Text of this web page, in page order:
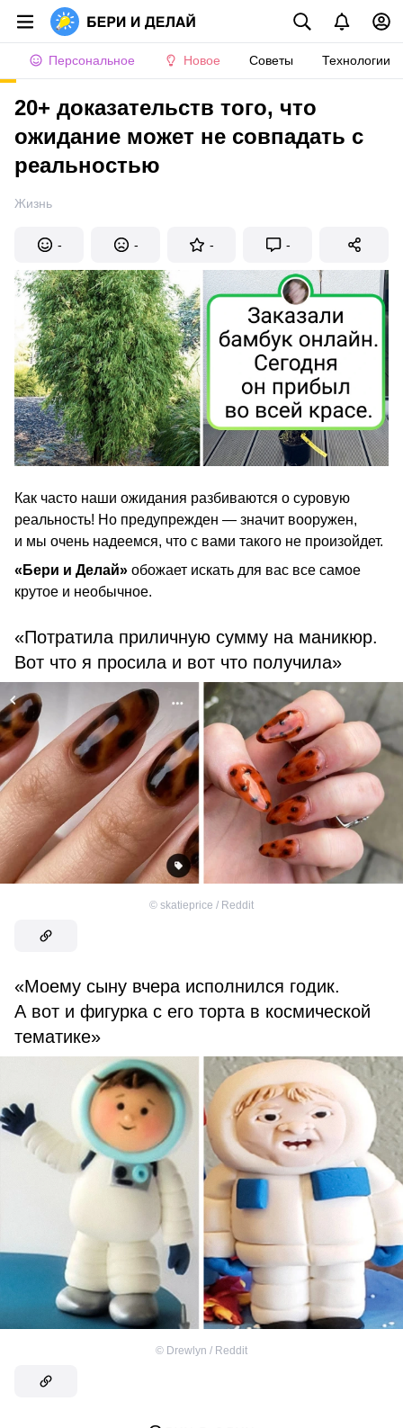
Персональное Новое Советы Технологии
20+ доказательств того, что
ожидание может не совпадать с
реальностью
Жизнь
- - - -
Как часто наши ожидания разбиваются о суровую
реальность! Но предупрежден — значит вооружен,
и мы очень надеемся, что с вами такого не произойдет.
«Бери и Делай» обожает искать для вас все самое
крутое и необычное.
«Потратила приличную сумму на маникюр.
Вот что я просила и вот что получила»
© skatieprice / Reddit
«Моему сыну вчера исполнился годик.
А вот и фигурка с его торта в космической
тематике»
© Drewlyn / Reddit